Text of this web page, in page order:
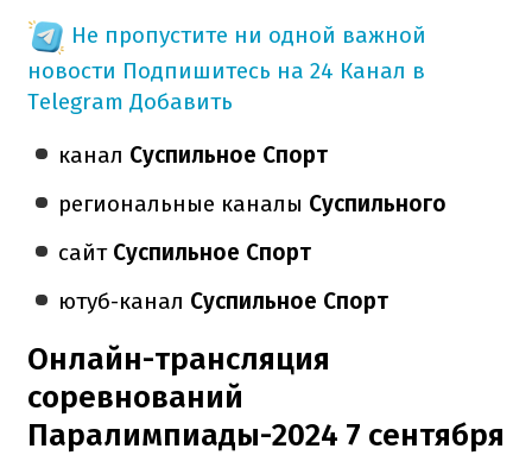
Не пропустите ни одной важной
новости Подпишитесь на 24 Канал в
Telegram Добавить
канал Суспильное Спорт
региональные каналы Суспильного
сайт Суспильное Спорт
ютуб-канал Суспильное Спорт
Онлайн-трансляция
соревнований
Паралимпиады-2024 7 сентября